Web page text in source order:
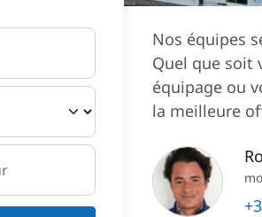
Nos équipes
Quel que soit
équipage ou
la meilleure